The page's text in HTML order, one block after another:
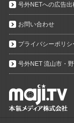
号外NETへの広告出
お問い合わせ
プライバシーポリシ
号外NET 流山市・